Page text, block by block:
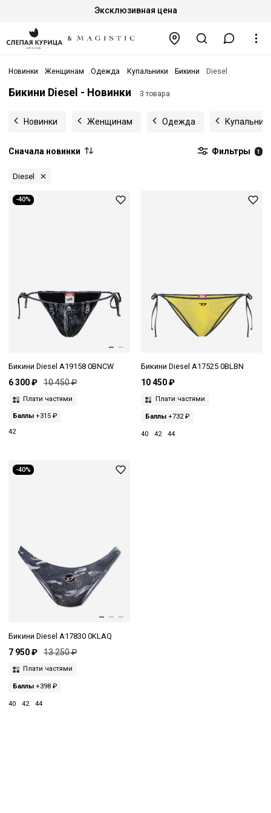
Эксклюзивная цена
Новинки Женщинам Одежда Купальники Бикини Diesel
Бикини Diesel - Новинки 3 товара
Новинки Женщинам Одежда
Сначала новинки Фильтры 1
Diesel
-40%
Бикини Diesel A19158 0BNCW
6 300 ₽ 10 450 ₽
Плати частями
Баллы +315 ₽
42
Бикини Diesel A17525 0BLBN
10 450 ₽
Плати частями
Баллы+732 ₽
40 42 44
-40%
Бикини Diesel A17830 0KLAQ
7 950 ₽ 13 250 ₽
Плати частями
Баллы +398 ₽
40 42 44